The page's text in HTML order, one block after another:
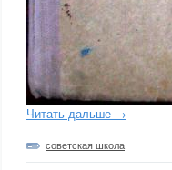
Читать дальше →
советская школа